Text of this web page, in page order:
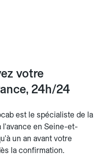
votre
24h/24
est le spécialiste de la
l'avance en Seine-et-
un an avant votre
la confirmation.